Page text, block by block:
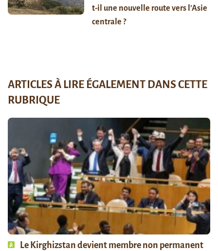
t-il une nouvelle route vers l’Asie
centrale ?
ARTICLES À LIRE ÉGALEMENT DANS CETTE
RUBRIQUE
Le Kirghizstan devient membre non permanent